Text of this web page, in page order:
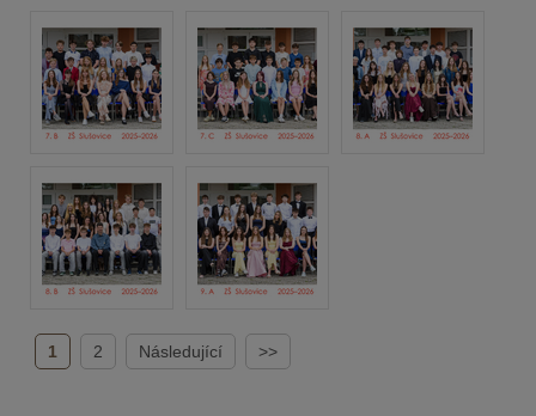
1 2 Následující >>